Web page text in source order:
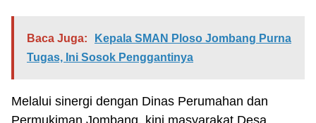
Baca Juga:
Kepala SMAN Ploso Jombang Purna
Tugas, Ini Sosok Penggantinya
Melalui sinergi dengan Dinas Perumahan dan
Permukiman Jombang, kini masyarakat Desa